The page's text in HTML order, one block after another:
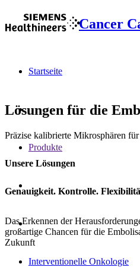
Cancer
Startseite
Produkte
Interventionelle Onkologie
Lösungen für die
Präzise kalibrierte Mikrosphären
Unsere Lösungen
Genauigkeit. Kontrolle.
Das Erkennen der
großartige Chancen für die
Zukunft